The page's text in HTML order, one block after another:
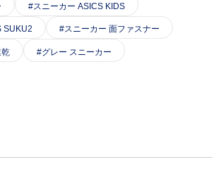
スニーカー ASICS KIDS
SUKU2 スニーカー 面ファスナー
グレー スニーカー